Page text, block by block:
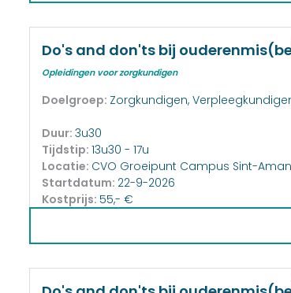
Do's and don'ts bij
Opleidingen voor zorgkundigen
Doelgroep: Zorgkundigen,
Duur: 3u30
Tijdstip: 13u30 - 17u
Locatie: CVO Groeipunt Campus Sint-
Startdatum: 22-9-2026
Kostprijs: 55,- €